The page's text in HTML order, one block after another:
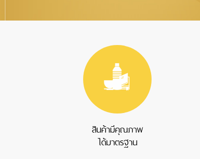
พวงกุญแ
พวงกุ
นาฬิกาแ
ของพรีเมี่ยมแจกลูกค้าอื่น ๆ
ของพรีเมี่ยมแจกลูกค้า COVID-19
ของพรีเมี่ยมแจกลูกค้า GIFT SET
สินค้ามีคุณภาพ
ได้มาตรฐาน